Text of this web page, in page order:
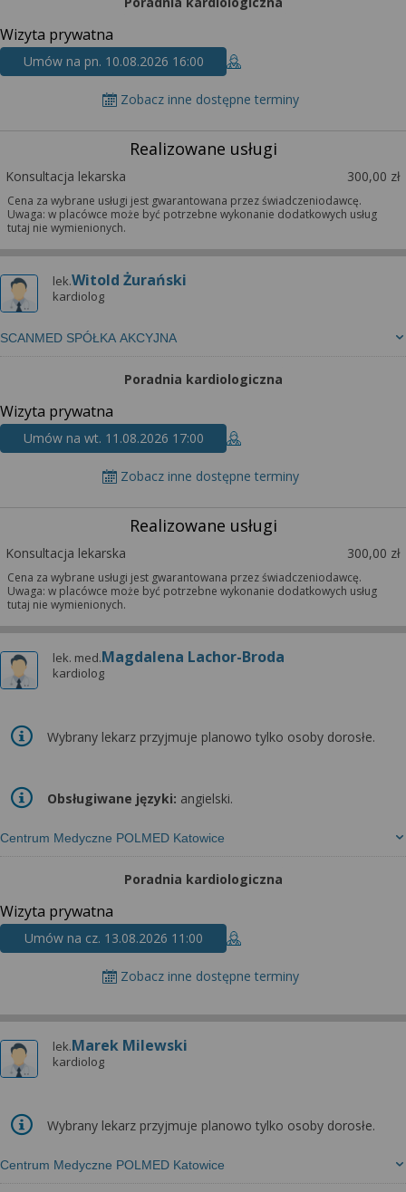
Wizyta prywatna
Umów na pn. 10.08.2026 16:00
Zobacz inne dostępne terminy
Realizowane usługi
Konsultacja lekarska 300,00 zł
Cena za wybrane usługi jest gwarantowana przez świadczeniodawcę.
Uwaga: w placówce może być potrzebne wykonanie dodatkowych usług
tutaj nie wymienionych.
lek.Witold Żurański
kardiolog
SCANMED SPÓŁKA AKCYJNA
Poradnia kardiologiczna
Wizyta prywatna
Umów na wt. 11.08.2026 17:00
Zobacz inne dostępne terminy
Realizowane usługi
Konsultacja lekarska 300,00 zł
Cena za wybrane usługi jest gwarantowana przez świadczeniodawcę.
Uwaga: w placówce może być potrzebne wykonanie dodatkowych usług
tutaj nie wymienionych.
lek. med.Magdalena Lachor-Broda
kardiolog
Centrum Medyczne POLMED Katowice
Wybrany lekarz przyjmuje planowo tylko osoby dorosłe.
Obsługiwane języki: angielski.
Poradnia kardiologiczna
Wizyta prywatna
Umów na cz. 13.08.2026 11:00
Zobacz inne dostępne terminy
lek.Marek Milewski
kardiolog
Centrum Medyczne POLMED Katowice
Wybrany lekarz przyjmuje planowo tylko osoby dorosłe.